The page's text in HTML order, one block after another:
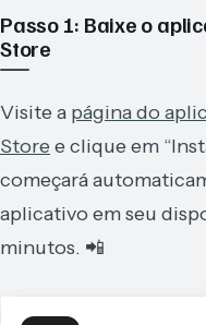
Passo 1: Baixe o
Store
Visite a página do
Storee clique em
começará
aplicativo em seu
minutos. 📲